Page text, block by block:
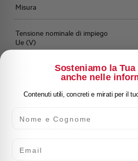
Misura
Tensione nominale di impiego
Ue (V)
Tensione di impiego min-max
Frequenza
Sosteniamo la Tua
anche nelle
Contenuti utili, concreti e mirati per il